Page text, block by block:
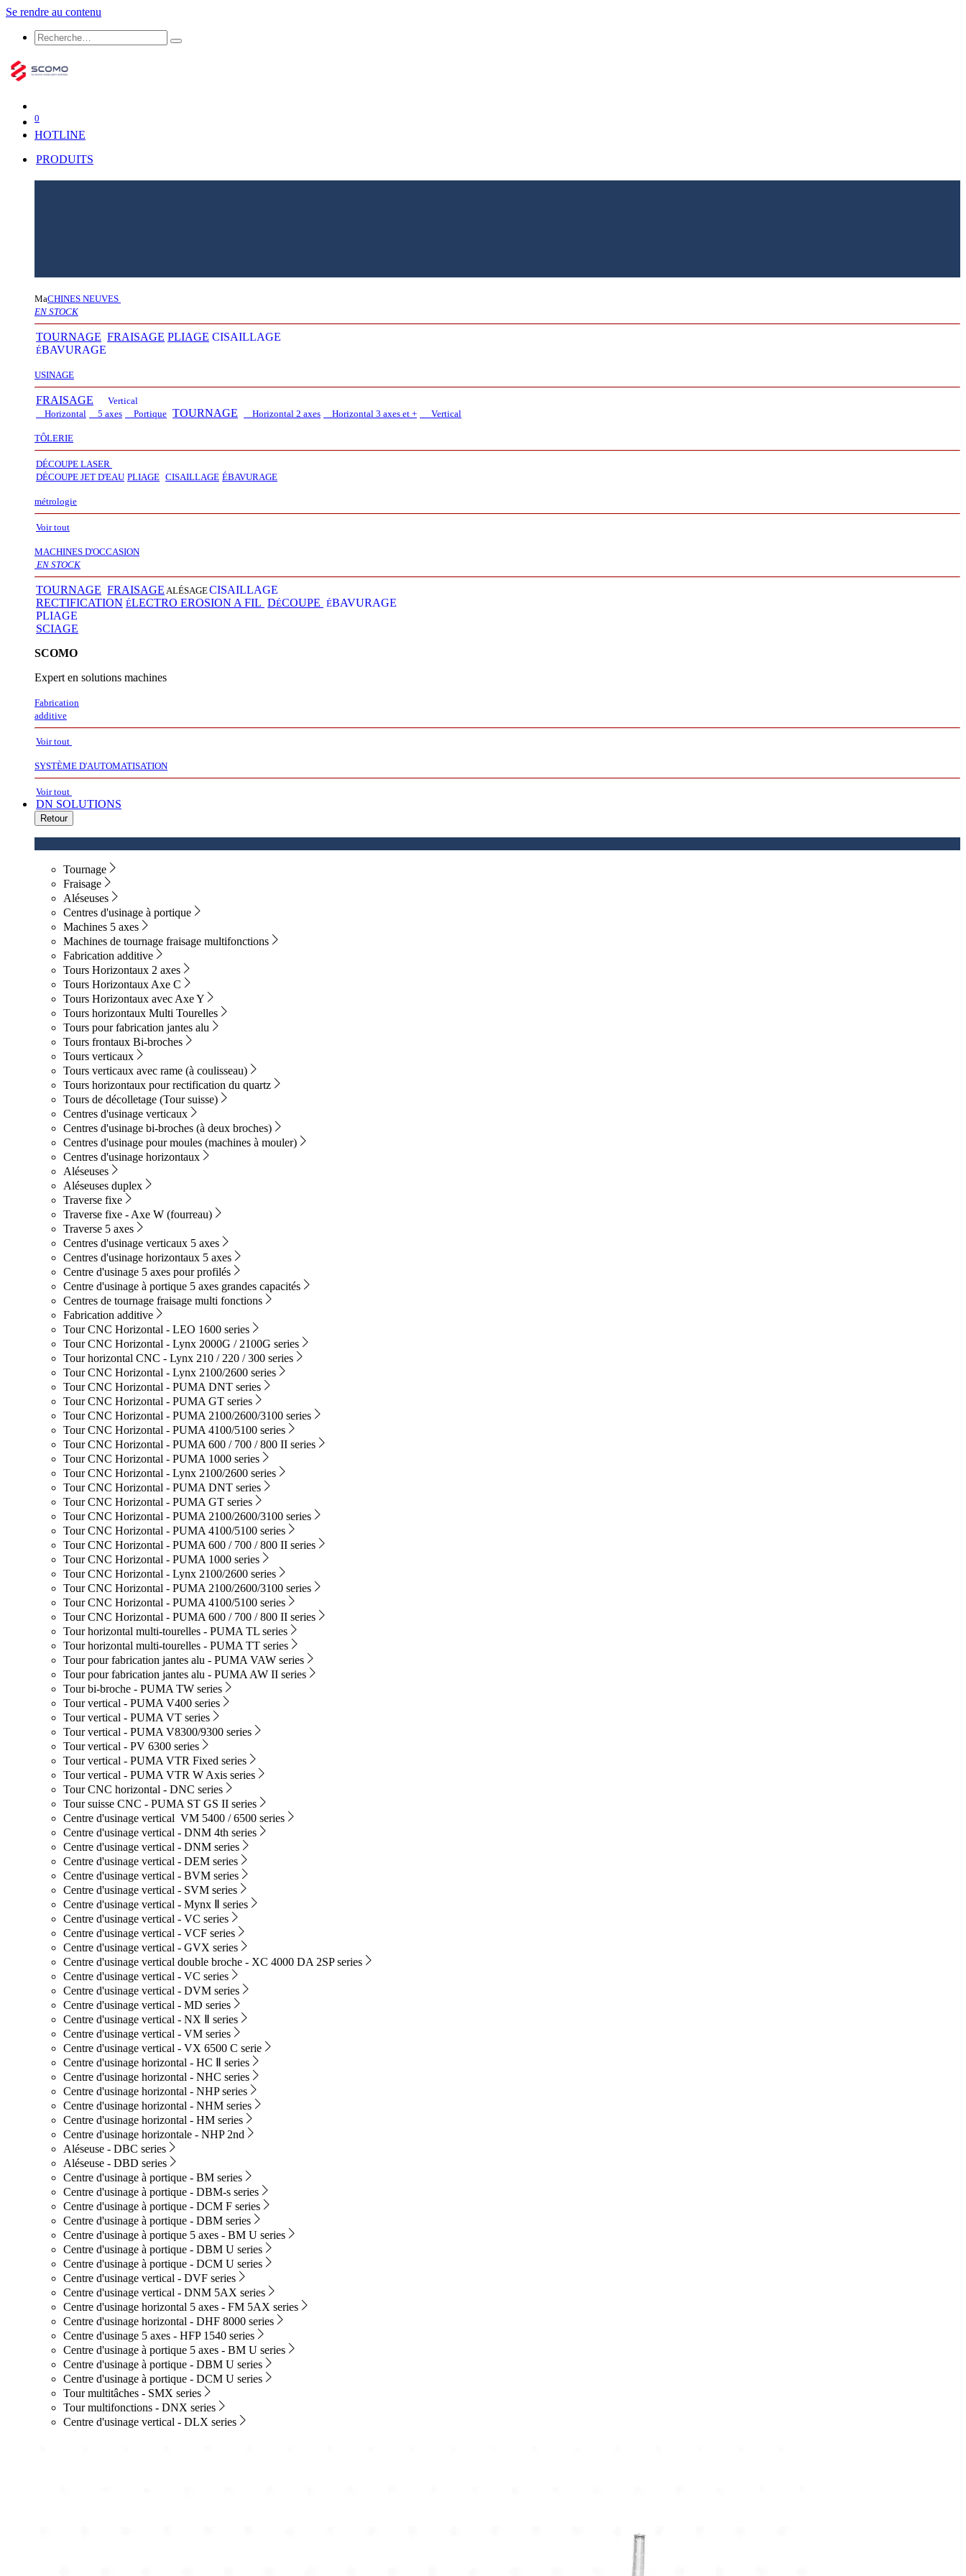
Se rendre au contenu
0
HOTLINE
PRODUITS
MaCHINES NEUVES
EN STOCK
TOURNAGE FRAISAGE PLIAGE CISAILLAGE
ÉBAVURAGE
USINAGE
FRAISAGE
Vertical
Horizontal
5 axes Portique TOURNAGE Horizontal 2 axes Horizontal 3 axes et + Vertical​
TÔLERIE
DÉCOUPE LASER
DÉCOUPE JET D'EAU PLIAGE CISAILLAGE ÉBAVURAGE
métrologie
Voir tout
MACHINES D'OCCASION
EN STOCK
TOURNAGE FRAISAGE ALÉSAGECISAILLAGE
RECTIFICATION ÉLECTRO EROSION A FIL DÉCOUPE ÉBAVURAGE
PLIAGE
SCIAGE
SCOMO
Expert en solutions machines
Fabrication
additive
Voir tout
SYSTÈME D'AUTOMATISATION
Voir tout
DN SOLUTIONS
Retour
Tournage
Fraisage
Aléseuses
Centres d'usinage à portique
Machines 5 axes
Machines de tournage fraisage multifonctions
Fabrication additive
Tours Horizontaux 2 axes
Tours Horizontaux Axe C
Tours Horizontaux avec Axe Y
Tours horizontaux Multi Tourelles
Tours pour fabrication jantes alu
Tours frontaux Bi-broches
Tours verticaux
Tours verticaux avec rame (à coulisseau)
Tours horizontaux pour rectification du quartz
Tours de décolletage (Tour suisse)
Centres d'usinage verticaux
Centres d'usinage bi-broches (à deux broches)
Centres d'usinage pour moules (machines à mouler)
Centres d'usinage horizontaux
Aléseuses
Aléseuses duplex
Traverse fixe
Traverse fixe - Axe W (fourreau)
Traverse 5 axes
Centres d'usinage verticaux 5 axes
Centres d'usinage horizontaux 5 axes
Centre d'usinage 5 axes pour profilés
Centre d'usinage à portique 5 axes grandes capacités
Centres de tournage fraisage multi fonctions
Fabrication additive
Tour CNC Horizontal - LEO 1600 series
Tour CNC Horizontal - Lynx 2000G / 2100G series
Tour horizontal CNC - Lynx 210 / 220 / 300 series
Tour CNC Horizontal - Lynx 2100/2600 series
Tour CNC Horizontal - PUMA DNT series
Tour CNC Horizontal - PUMA GT series
Tour CNC Horizontal - PUMA 2100/2600/3100 series
Tour CNC Horizontal - PUMA 4100/5100 series
Tour CNC Horizontal - PUMA 600 / 700 / 800 II series
Tour CNC Horizontal - PUMA 1000 series
Tour CNC Horizontal - Lynx 2100/2600 series
Tour CNC Horizontal - PUMA DNT series
Tour CNC Horizontal - PUMA GT series
Tour CNC Horizontal - PUMA 2100/2600/3100 series
Tour CNC Horizontal - PUMA 4100/5100 series
Tour CNC Horizontal - PUMA 600 / 700 / 800 II series
Tour CNC Horizontal - PUMA 1000 series
Tour CNC Horizontal - Lynx 2100/2600 series
Tour CNC Horizontal - PUMA 2100/2600/3100 series
Tour CNC Horizontal - PUMA 4100/5100 series
Tour CNC Horizontal - PUMA 600 / 700 / 800 II series
Tour horizontal multi-tourelles - PUMA TL series
Tour horizontal multi-tourelles - PUMA TT series
Tour pour fabrication jantes alu - PUMA VAW series
Tour pour fabrication jantes alu - PUMA AW II series
Tour bi-broche - PUMA TW series
Tour vertical - PUMA V400 series
Tour vertical - PUMA VT series
Tour vertical - PUMA V8300/9300 series
Tour vertical - PV 6300 series
Tour vertical - PUMA VTR Fixed series
Tour vertical - PUMA VTR W Axis series
Tour CNC horizontal - DNC series
Tour suisse CNC - PUMA ST GS II series
Centre d'usinage vertical VM 5400 / 6500 series
Centre d'usinage vertical - DNM 4th series
Centre d'usinage vertical - DNM series
Centre d'usinage vertical - DEM series
Centre d'usinage vertical - BVM series
Centre d'usinage vertical - SVM series
Centre d'usinage vertical - Mynx Ⅱ series
Centre d'usinage vertical - VC series
Centre d'usinage vertical - VCF series
Centre d'usinage vertical - GVX series
Centre d'usinage vertical double broche - XC 4000 DA 2SP series
Centre d'usinage vertical - VC series
Centre d'usinage vertical - DVM series
Centre d'usinage vertical - MD series
Centre d'usinage vertical - NX Ⅱ series
Centre d'usinage vertical - VM series
Centre d'usinage vertical - VX 6500 C serie
Centre d'usinage horizontal - HC Ⅱ series
Centre d'usinage horizontal - NHC series
Centre d'usinage horizontal - NHP series
Centre d'usinage horizontal - NHM series
Centre d'usinage horizontal - HM series
Centre d'usinage horizontale - NHP 2nd
Aléseuse - DBC series
Aléseuse - DBD series
Centre d'usinage à portique - BM series
Centre d'usinage à portique - DBM-s series
Centre d'usinage à portique - DCM F series
Centre d'usinage à portique - DBM series
Centre d'usinage à portique 5 axes - BM U series
Centre d'usinage à portique - DBM U series
Centre d'usinage à portique - DCM U series
Centre d'usinage vertical - DVF series
Centre d'usinage vertical - DNM 5AX series
Centre d'usinage horizontal 5 axes - FM 5AX series
Centre d'usinage horizontal - DHF 8000 series
Centre d'usinage 5 axes - HFP 1540 series
Centre d'usinage à portique 5 axes - BM U series
Centre d'usinage à portique - DBM U series
Centre d'usinage à portique - DCM U series
Tour multitâches - SMX series
Tour multifonctions - DNX series
Centre d'usinage vertical - DLX series